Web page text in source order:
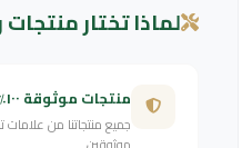
لماذا تختار
منتجات موثوقة ١٠٠٪
جميع منتجاتنا من